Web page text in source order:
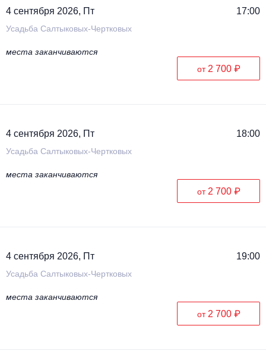
4 сентября 2026, Пт 17:00
Усадьба Салтыковых-Чертковых
места заканчиваются
от 2 700 ₽
4 сентября 2026, Пт 18:00
Усадьба Салтыковых-Чертковых
места заканчиваются
от 2 700 ₽
4 сентября 2026, Пт 19:00
Усадьба Салтыковых-Чертковых
места заканчиваются
от 2 700 ₽